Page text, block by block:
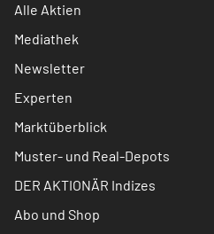
Alle Aktien
Mediathek
Newsletter
Experten
Marktüberblick
Muster- und Real-Depots
DER AKTIONÄR Indizes
Abo und Shop